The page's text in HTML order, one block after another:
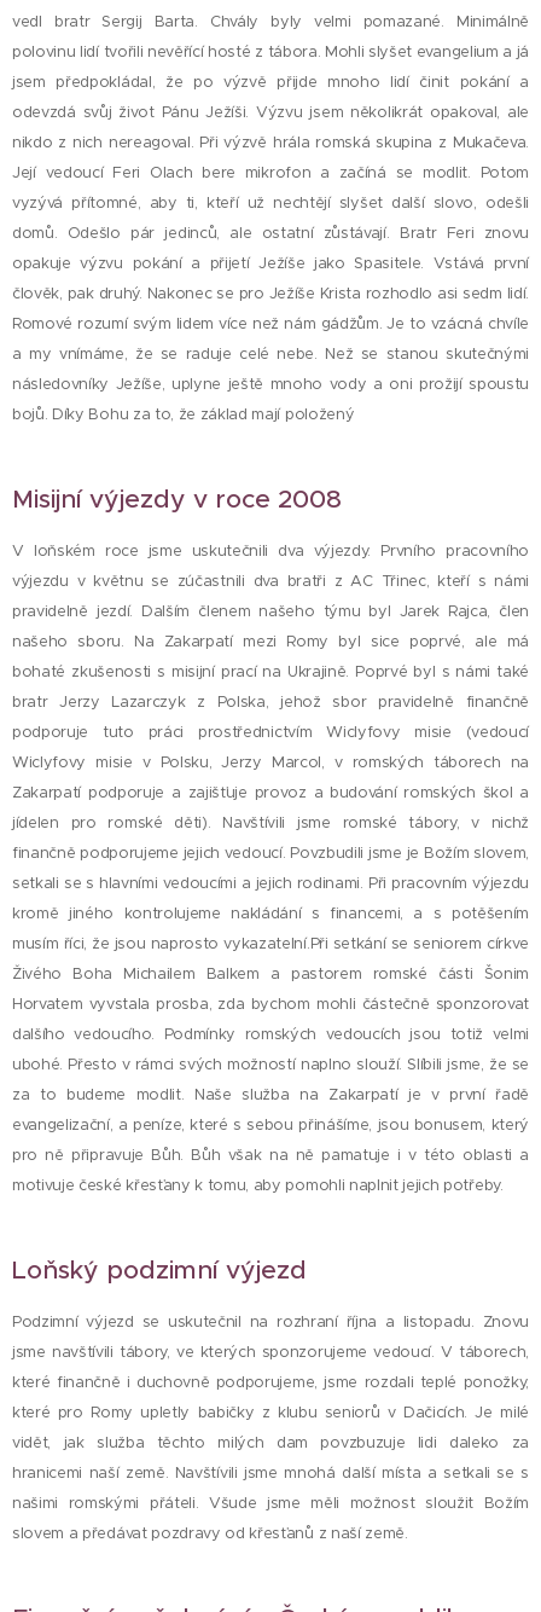
vedl bratr Sergij Barta. Chvály byly velmi pomazané. Minimálně
polovinu lidí tvořili nevěřící hosté z tábora. Mohli slyšet evangelium a já
jsem předpokládal, že po výzvě přijde mnoho lidí činit pokání a
odevzdá svůj život Pánu Ježíši. Výzvu jsem několikrát opakoval, ale
nikdo z nich nereagoval. Při výzvě hrála romská skupina z Mukačeva.
Její vedoucí Feri Olach bere mikrofon a začíná se modlit. Potom
vyzývá přítomné, aby ti, kteří už nechtějí slyšet další slovo, odešli
domů. Odešlo pár jedinců, ale ostatní zůstávají. Bratr Feri znovu
opakuje výzvu pokání a přijetí Ježíše jako Spasitele. Vstává první
člověk, pak druhý. Nakonec se pro Ježíše Krista rozhodlo asi sedm lidí.
Romové rozumí svým lidem více než nám gádžům. Je to vzácná chvíle
a my vnímáme, že se raduje celé nebe. Než se stanou skutečnými
následovníky Ježíše, uplyne ještě mnoho vody a oni prožijí spoustu
bojů. Díky Bohu za to, že základ mají položený
Misijní výjezdy v roce 2008
V loňském roce jsme uskutečnili dva výjezdy. Prvního pracovního
výjezdu v květnu se zúčastnili dva bratři z AC Třinec, kteří s námi
pravidelně jezdí. Dalším členem našeho týmu byl Jarek Rajca, člen
našeho sboru. Na Zakarpatí mezi Romy byl sice poprvé, ale má
bohaté zkušenosti s misijní prací na Ukrajině. Poprvé byl s námi také
bratr Jerzy Lazarczyk z Polska, jehož sbor pravidelně finančně
podporuje tuto práci prostřednictvím Wiclyfovy misie (vedoucí
Wiclyfovy misie v Polsku, Jerzy Marcol, v romských táborech na
Zakarpatí podporuje a zajišťuje provoz a budování romských škol a
jídelen pro romské děti). Navštívili jsme romské tábory, v nichž
finančně podporujeme jejich vedoucí. Povzbudili jsme je Božím slovem,
setkali se s hlavními vedoucími a jejich rodinami. Při pracovním výjezdu
kromě jiného kontrolujeme nakládání s financemi, a s potěšením
musím říci, že jsou naprosto vykazatelní.Při setkání se seniorem církve
Živého Boha Michailem Balkem a pastorem romské části Šonim
Horvatem vyvstala prosba, zda bychom mohli částečně sponzorovat
dalšího vedoucího. Podmínky romských vedoucích jsou totiž velmi
ubohé. Přesto v rámci svých možností naplno slouží. Slíbili jsme, že se
za to budeme modlit. Naše služba na Zakarpatí je v první řadě
evangelizační, a peníze, které s sebou přinášíme, jsou bonusem, který
pro ně připravuje Bůh. Bůh však na ně pamatuje i v této oblasti a
motivuje české křesťany k tomu, aby pomohli naplnit jejich potřeby.
Loňský podzimní výjezd
Podzimní výjezd se uskutečnil na rozhraní října a listopadu. Znovu
jsme navštívili tábory, ve kterých sponzorujeme vedoucí. V táborech,
které finančně i duchovně podporujeme, jsme rozdali teplé ponožky,
které pro Romy upletly babičky z klubu seniorů v Dačicích. Je milé
vidět, jak služba těchto milých dam povzbuzuje lidi daleko za
hranicemi naší země. Navštívili jsme mnohá další místa a setkali se s
našimi romskými přáteli. Všude jsme měli možnost sloužit Božím
slovem a předávat pozdravy od křesťanů z naší země.